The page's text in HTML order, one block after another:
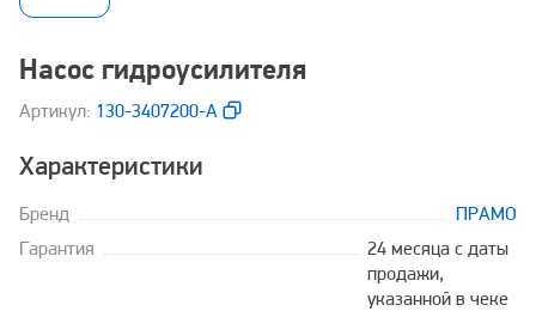
Насос гидроусилителя
Aртикул: 130-3407200-А
Характеристики
Бренд
ПРАМО
Гарантия
24 месяца с даты
продажи,
указанной в чеке